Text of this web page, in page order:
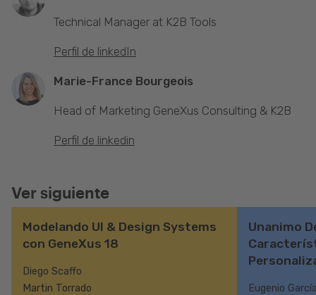
Technical Manager at K2B Tools
Perfil de linkedIn
Marie-France Bourgeois
Head of Marketing GeneXus Consulting & K2B
Perfil de linkedin
Ver siguiente
Modelando UI & Design Systems
con GeneXus 18
Diego Scaffo
Martin Torrado
Unanimo
Eugenio